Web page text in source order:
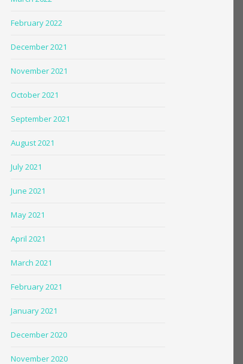
February 2022
December 2021
November 2021
October 2021
September 2021
August 2021
July 2021
June 2021
May 2021
April 2021
March 2021
February 2021
January 2021
December 2020
November 2020